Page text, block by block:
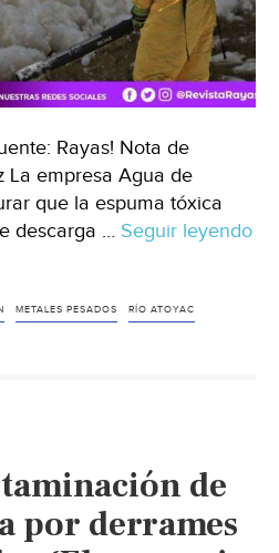
Rayas! Nota de
La empresa Agua de
que la espuma tóxica
descarga … Seguir leyendo
METALES PESADOS RÍO ATOYAC
de
por derrames